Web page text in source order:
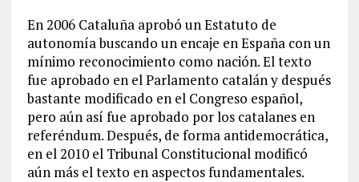
En 2006 Cataluña aprobó un Estatuto de
autonomía buscando un encaje en España con un
mínimo reconocimiento como nación. El texto
fue aprobado en el Parlamento catalán y después
bastante modificado en el Congreso español,
pero aún así fue aprobado por los catalanes en
referéndum. Después, de forma antidemocrática,
en el 2010 el Tribunal Constitucional modificó
aún más el texto en aspectos fundamentales.